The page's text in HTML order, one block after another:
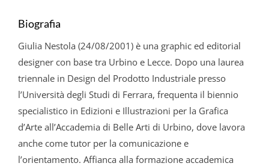
Biografia
Giulia Nestola (24/08/2001) è una graphic ed editorial
designer con base tra Urbino e Lecce. Dopo una laurea
triennale in Design del Prodotto Industriale presso
l’Università degli Studi di Ferrara, frequenta il biennio
specialistico in Edizioni e Illustrazioni per la Grafica
d’Arte all’Accademia di Belle Arti di Urbino, dove lavora
anche come tutor per la comunicazione e
l’orientamento. Affianca alla formazione accademica